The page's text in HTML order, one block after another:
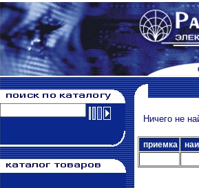
Ничего не
приемка